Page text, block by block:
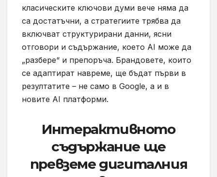
класическите ключови думи вече няма да
са достатъчни, а стратегиите трябва да
включват структурирани данни, ясни
отговори и съдържание, което AI може да
„разбере“ и препоръча. Брандовете, които
се адаптират навреме, ще бъдат първи в
резултатите – не само в Google, а и в
новите AI платформи.
Интерактивното
съдържание ще
превземе дигиталния